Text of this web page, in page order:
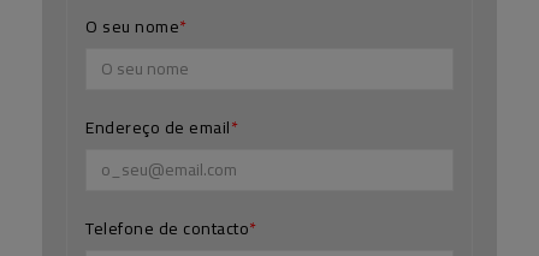
O seu nome
Endereço de email
Telefone de contacto